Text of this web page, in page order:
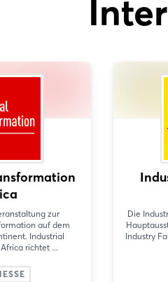
zur
auf dem
Industrial
richtet ...
Die
Industry